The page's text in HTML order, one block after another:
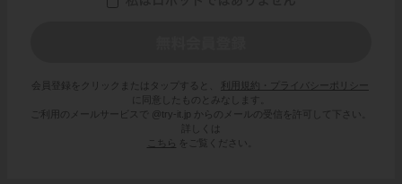
会員登録をクリックまたはタップすると、
利用規約・プライバシーポリシー
に同意したものとみなします。
ご利用のメールサービスで @try-it.jp からのメールの受信を許可して下さい。
詳しくは
こちら
をご覧ください。